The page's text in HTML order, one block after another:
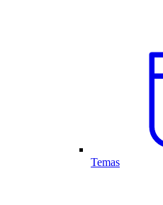
Temas